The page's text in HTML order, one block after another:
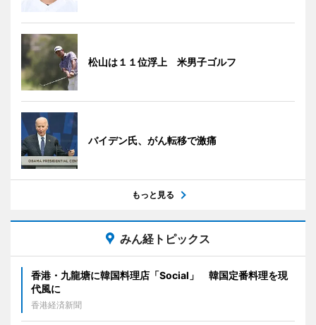
松山は１１位浮上 米男子ゴルフ
バイデン氏、がん転移で激痛
もっと見る
みん経トピックス
香港・九龍塘に韓国料理店「Social」 韓国定番料理を現
代風に
香港経済新聞